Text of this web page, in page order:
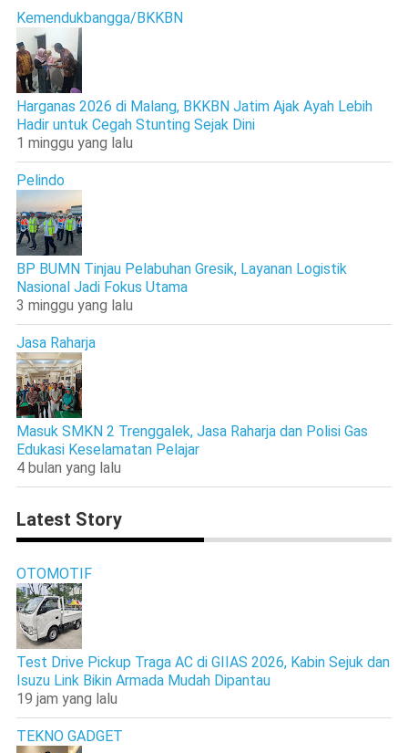
Kemendukbangga/BKKBN
Harganas 2026 di Malang, BKKBN Jatim Ajak Ayah Lebih
Hadir untuk Cegah Stunting Sejak Dini
1 minggu yang lalu
Pelindo
BP BUMN Tinjau Pelabuhan Gresik, Layanan Logistik
Nasional Jadi Fokus Utama
3 minggu yang lalu
Jasa Raharja
Masuk SMKN 2 Trenggalek, Jasa Raharja dan Polisi Gas
Edukasi Keselamatan Pelajar
4 bulan yang lalu
Latest Story
OTOMOTIF
Test Drive Pickup Traga AC di GIIAS 2026, Kabin Sejuk dan
Isuzu Link Bikin Armada Mudah Dipantau
19 jam yang lalu
TEKNO GADGET